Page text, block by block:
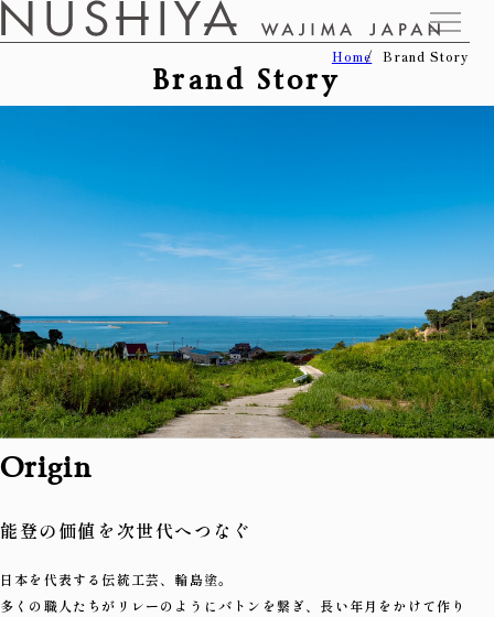
Home Brand Story
Brand Story
Origin
能登の価値を次世代へつなぐ
日本を代表する伝統工芸、輪島塗。
多くの職人たちがリレーのようにバトンを繋ぎ、長い年月をかけて作り